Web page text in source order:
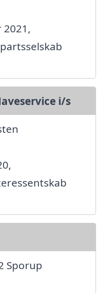
i/s
Sporup